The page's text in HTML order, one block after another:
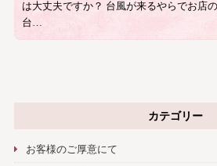
は大丈夫ですか？ 台風が来るやらでお店
台…
カテゴリー
お客様のご厚意にて